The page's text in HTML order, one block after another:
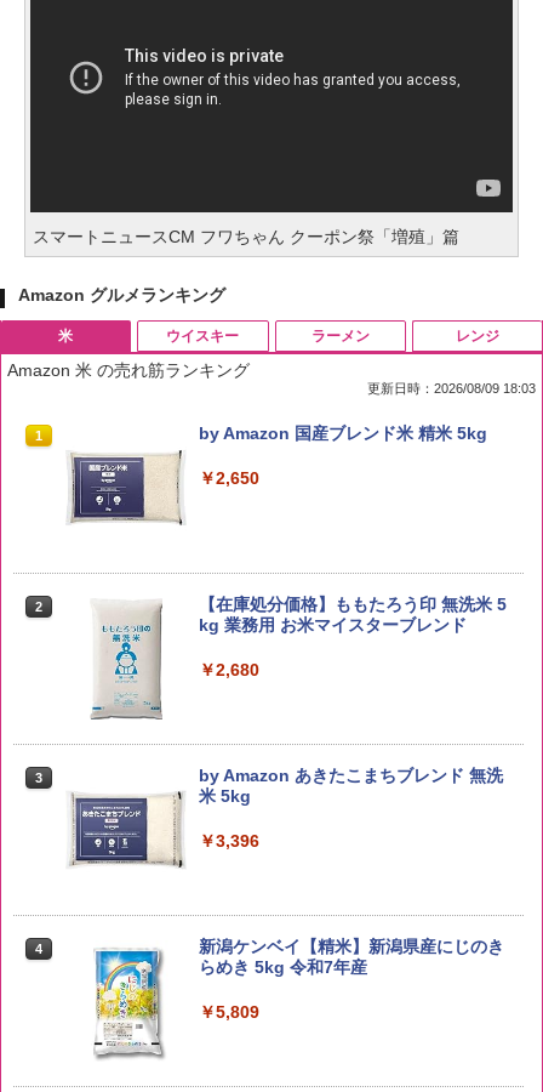
スマートニュースCM フワちゃん クーポン祭「増殖」篇
Amazon グルメランキング
米
Amazon 米 の売れ筋ランキング
更新日時：2026/08/09 18:03
1 by Amazon 国産ブレンド米 精米 5kg
￥2,650
2
【在庫処分価格】ももたろう印 無洗米 5
kg 業務用 お米マイスターブレンド
￥2,680
3
by Amazon あきたこまちブレンド 無洗
米 5kg
￥3,396
4
新潟ケンベイ【精米】新潟県産にじのき
らめき 5kg 令和7年産
￥5,809
ウイスキー ラーメン レンジ